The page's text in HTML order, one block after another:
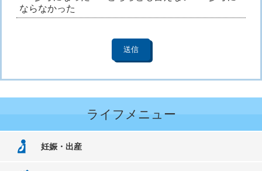
ならなかった
ライフメニュー
妊娠・出産